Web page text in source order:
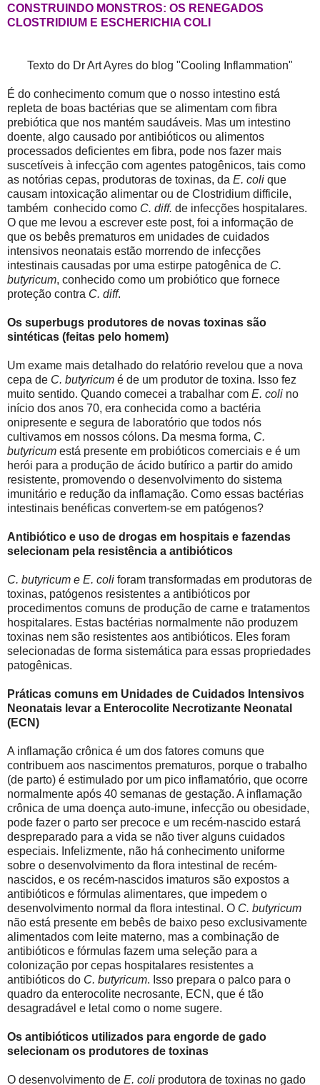
CONSTRUINDO MONSTROS: OS RENEGADOS
CLOSTRIDIUM E ESCHERICHIA COLI
Texto do Dr Art Ayres do blog "Cooling Inflammation"
É do conhecimento comum que o nosso intestino está
repleta de boas bactérias que se alimentam com fibra
prebiótica que nos mantém saudáveis. Mas um intestino
doente, algo causado por antibióticos ou alimentos
processados deficientes em fibra, pode nos fazer mais
suscetíveis à infecção com agentes patogênicos, tais como
as notórias cepas, produtoras de toxinas, da E. coli que
causam intoxicação alimentar ou de Clostridium difficile,
também conhecido como C. diff. de infecções hospitalares.
O que me levou a escrever este post, foi a informação de
que os bebês prematuros em unidades de cuidados
intensivos neonatais estão morrendo de infecções
intestinais causadas por uma estirpe patogênica de C.
butyricum, conhecido como um probiótico que fornece
proteção contra C. diff.
Os superbugs produtores de novas toxinas são
sintéticas (feitas pelo homem)
Um exame mais detalhado do relatório revelou que a nova
cepa de C. butyricum é de um produtor de toxina. Isso fez
muito sentido. Quando comecei a trabalhar com E. coli no
início dos anos 70, era conhecida como a bactéria
onipresente e segura de laboratório que todos nós
cultivamos em nossos cólons. Da mesma forma, C.
butyricum está presente em probióticos comerciais e é um
herói para a produção de ácido butírico a partir do amido
resistente, promovendo o desenvolvimento do sistema
imunitário e redução da inflamação. Como essas bactérias
intestinais benéficas convertem-se em patógenos?
Antibiótico e uso de drogas em hospitais e fazendas
selecionam pela resistência a antibióticos
C. butyricum e E. coli foram transformadas em produtoras de
toxinas, patógenos resistentes a antibióticos por
procedimentos comuns de produção de carne e tratamentos
hospitalares. Estas bactérias normalmente não produzem
toxinas nem são resistentes aos antibióticos. Eles foram
selecionadas de forma sistemática para essas propriedades
patogênicas.
Práticas comuns em Unidades de Cuidados Intensivos
Neonatais levar a Enterocolite Necrotizante Neonatal
(ECN)
A inflamação crônica é um dos fatores comuns que
contribuem aos nascimentos prematuros, porque o trabalho
(de parto) é estimulado por um pico inflamatório, que ocorre
normalmente após 40 semanas de gestação. A inflamação
crônica de uma doença auto-imune, infecção ou obesidade,
pode fazer o parto ser precoce e um recém-nascido estará
despreparado para a vida se não tiver alguns cuidados
especiais. Infelizmente, não há conhecimento uniforme
sobre o desenvolvimento da flora intestinal de recém-
nascidos, e os recém-nascidos imaturos são expostos a
antibióticos e fórmulas alimentares, que impedem o
desenvolvimento normal da flora intestinal. O C. butyricum
não está presente em bebês de baixo peso exclusivamente
alimentados com leite materno, mas a combinação de
antibióticos e fórmulas fazem uma seleção para a
colonização por cepas hospitalares resistentes a
antibióticos do C. butyricum. Isso prepara o palco para o
quadro da enterocolite necrosante, ECN, que é tão
desagradável e letal como o nome sugere.
Os antibióticos utilizados para engorde de gado
selecionam os produtores de toxinas
O desenvolvimento de E. coli produtora de toxinas no gado